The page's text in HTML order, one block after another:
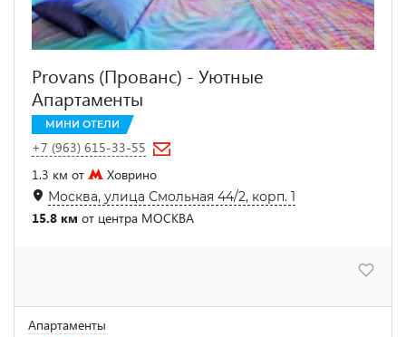
Provans (Прованс) - Уютные
Апартаменты
МИНИ ОТЕЛИ
+7 (963) 615-33-55
1.3 км от
Ховрино
Москва, улица Смольная 44/2, корп. 1
15.8 км от центра МОСКВА
Апартаменты